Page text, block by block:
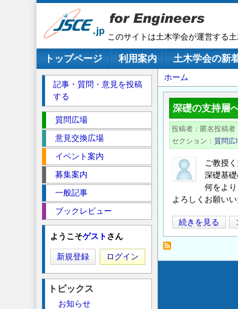
このサイトは土木学会が運営する
メインナビゲーション
トップページ 利用案内 土木学会の新
パ
ン
く
ず
ホーム
深礎の支持層
投稿者 匿名投稿者
セクション
質問広
ご教授く
深礎基
何をよ
よろしくお願いい
深
礎
支
続きを見る
記事・質問・意見を投稿
する
ク
シ
質問広場
意見交換広場
イベント案内
募集案内
一般記事
ブックレビュー
ようこそゲスト さん
新規登録 ログイン
トピックス
お知らせ
Secondary
menu